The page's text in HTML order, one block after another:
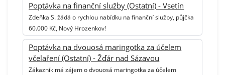
Poptávka na finanční služby (Ostatní) - Vsetín
Zdeňka S. žádá o rychlou nabídku na finanční služby, půjčka
60.000 Kč, Nový Hrozenkov!
Poptávka na dvouosá maringotka za účelem
včelaření (Ostatní) - Žďár nad Sázavou
Zákazník má zájem o dvouosá maringotka za účelem